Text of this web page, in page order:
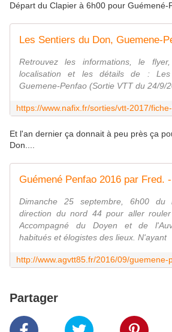
Départ du Clapier à 6h00 pour Guémené-
Retrouvez les informations, le
localisation et les détails de : Les
Guemene-Penfao (Sortie VTT du 24/9/
Et l'an dernier ça donnait à peu près ça
Don....
Dimanche 25 septembre, 6h00
direction du nord 44 pour aller
Accompagné du Doyen et de
habitués et élogistes des lieux. N'ayant
Partager